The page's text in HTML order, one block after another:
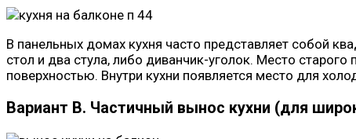
В панельных домах кухня часто представляет собой
стол и два стула, либо диванчик-уголок. Место
поверхностью. Внутри кухни появляется место для
Вариант В. Частичный вынос кухни (для